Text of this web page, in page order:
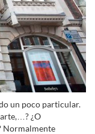
un poco particular.
¿O
Normalmente